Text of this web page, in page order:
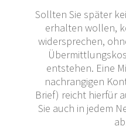
Sollten Sie später
erhalten wollen,
widersprechen,
entstehen. Eine
nachrangigen
Brief) reicht hierfür
Sie auch in jedem